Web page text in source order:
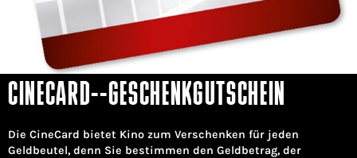
CINECARD--GESCHENKGUTSCHEIN
Die CineCard bietet Kino zum Verschenken für jeden
Geldbeutel, denn Sie bestimmen den Geldbetrag, der